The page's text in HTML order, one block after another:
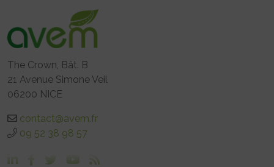
The Crown, Bât. B
21 Avenue Simone Veil
06200 NICE
contact@avem.fr
09 52 38 98 57